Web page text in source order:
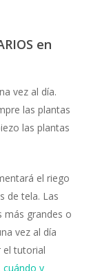
en
vez al día.
las plantas
las plantas
el riego
de tela. Las
más grandes o
vez al día
el tutorial
cuándo y